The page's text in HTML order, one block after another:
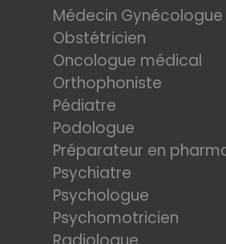
Médecin Gynécologue
Obstétricien
Oncologue médical
Orthophoniste
Pédiatre
Podologue
Préparateur en
Psychiatre
Psychologue
Psychomotricien